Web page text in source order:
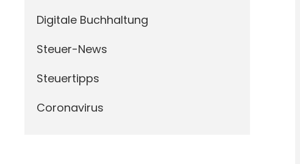
Digitale Buchhaltung
Steuer-News
Steuertipps
Coronavirus